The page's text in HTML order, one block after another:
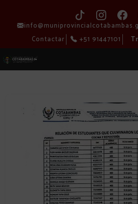
Contactar
+51 91447101